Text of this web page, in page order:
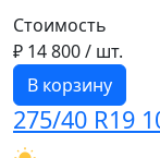
Стоимость
₽ 14 800/ шт.
В корзину
275/40 R19